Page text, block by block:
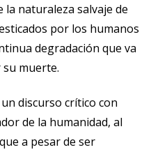
naturaleza salvaje de
por los humanos
degradación que va
muerte.
discurso crítico con
de la humanidad, al
a pesar de ser